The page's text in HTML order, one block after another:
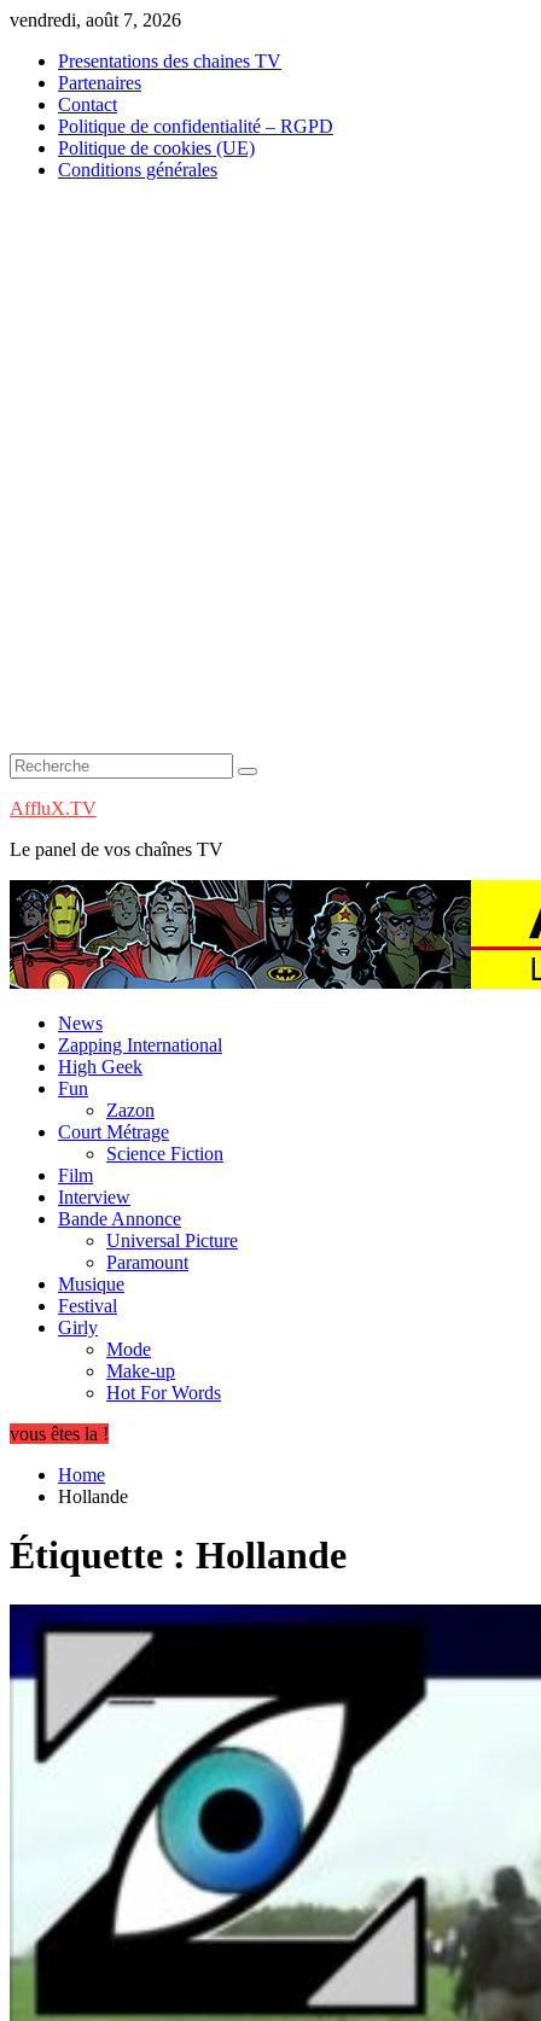
Skip
content
vendredi, août 7, 2026
Presentations des chaines TV
Partenaires
Contact
Politique de confidentialité – RGPD
Politique de cookies (UE)
Conditions générales
AffluX.TV
Le panel de vos chaînes TV
News
Zapping International
High Geek
Fun
Zazon
Court Métrage
Science Fiction
Film
Interview
Bande Annonce
Universal Picture
Paramount
Musique
Festival
Girly
Mode
Make-up
Hot For Words
vous êtes la !
Home
Hollande
Étiquette : Hollande